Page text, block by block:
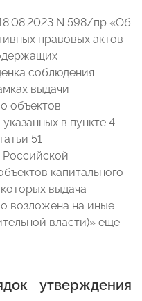
N 598/пр «Об
правовых актов
соблюдения
выдачи
объектов
в пункте 4
51
Российской
капитального
выдача
возложена на иные
власти)» еще
утверждения